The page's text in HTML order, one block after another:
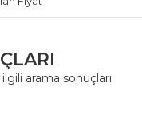
arama sonuçları